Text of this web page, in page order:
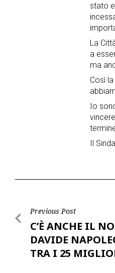
stato
La
a
ma
Così
Io
Il
Post
navigation
Previous Post
C’È ANCHE IL
DAVIDE
TRA I 25